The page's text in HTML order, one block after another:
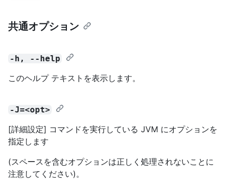
共通オプション
-h, --help
このヘルプ テキストを表示します。
-J=<opt>
[詳細設定] コマンドを実行している JVM にオプションを
指定します
(スペースを含むオプションは正しく処理されないことに
注意してください)。